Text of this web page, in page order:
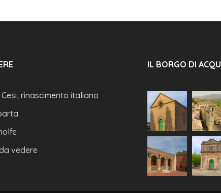
rinascimento italiano
vedere
IL BORGO DI